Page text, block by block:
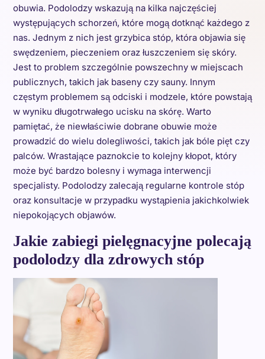
obuwia. Podolodzy wskazują na kilka najczęściej
występujących schorzeń, które mogą dotknąć każdego z
nas. Jednym z nich jest grzybica stóp, która objawia się
swędzeniem, pieczeniem oraz łuszczeniem się skóry.
Jest to problem szczególnie powszechny w miejscach
publicznych, takich jak baseny czy sauny. Innym
częstym problemem są odciski i modzele, które powstają
w wyniku długotrwałego ucisku na skórę. Warto
pamiętać, że niewłaściwie dobrane obuwie może
prowadzić do wielu dolegliwości, takich jak bóle pięt czy
palców. Wrastające paznokcie to kolejny kłopot, który
może być bardzo bolesny i wymaga interwencji
specjalisty. Podolodzy zalecają regularne kontrole stóp
oraz konsultacje w przypadku wystąpienia jakichkolwiek
niepokojących objawów.
Jakie zabiegi pielęgnacyjne polecają
podolodzy dla zdrowych stóp